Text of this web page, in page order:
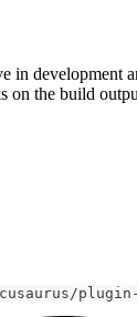
in development
on the build